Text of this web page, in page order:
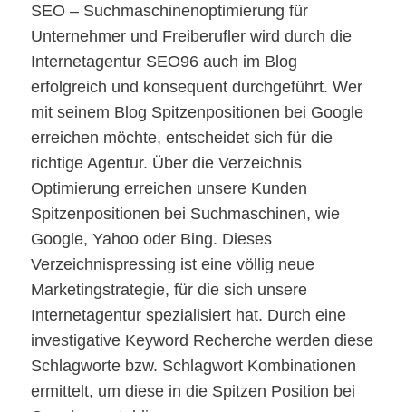
SEO – Suchmaschinenoptimierung für
Unternehmer und Freiberufler wird durch die
Internetagentur SEO96 auch im Blog
erfolgreich und konsequent durchgeführt. Wer
mit seinem Blog Spitzenpositionen bei Google
erreichen möchte, entscheidet sich für die
richtige Agentur. Über die Verzeichnis
Optimierung erreichen unsere Kunden
Spitzenpositionen bei Suchmaschinen, wie
Google, Yahoo oder Bing. Dieses
Verzeichnispressing ist eine völlig neue
Marketingstrategie, für die sich unsere
Internetagentur spezialisiert hat. Durch eine
investigative Keyword Recherche werden diese
Schlagworte bzw. Schlagwort Kombinationen
ermittelt, um diese in die Spitzen Position bei